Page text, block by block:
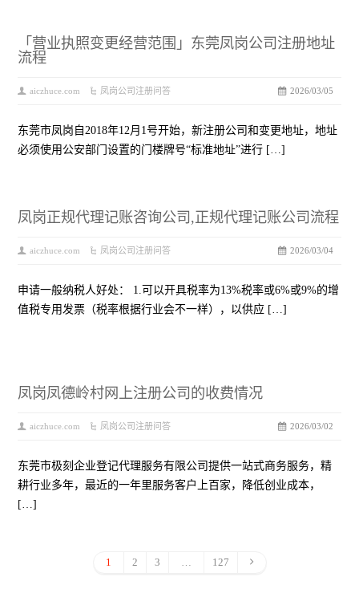
「营业执照变更经营范围」东莞凤岗公司注册地址
流程
2026/03/05
aiczhuce.com 凤岗公司注册问答
东莞市凤岗自2018年12月1号开始，新注册公司和变更地址，地址
必须使用公安部门设置的门楼牌号“标准地址”进行 […]
凤岗正规代理记账咨询公司,正规代理记账公司流程
2026/03/04
aiczhuce.com 凤岗公司注册问答
申请一般纳税人好处： 1.可以开具税率为13%税率或6%或9%的增
值税专用发票（税率根据行业会不一样），以供应 […]
凤岗凤德岭村网上注册公司的收费情况
2026/03/02
aiczhuce.com 凤岗公司注册问答
东莞市极刻企业登记代理服务有限公司提供一站式商务服务，精
耕行业多年，最近的一年里服务客户上百家，降低创业成本，
[…]
1 2 3 … 127